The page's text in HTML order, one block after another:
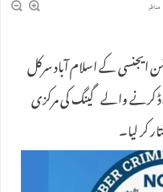
ایجنسی کے اسلام آباد سرکل
کرنے والے گینگ کی مرکزی
کر لیا۔